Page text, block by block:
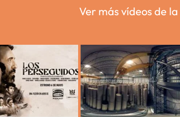
Ver más vídeos de